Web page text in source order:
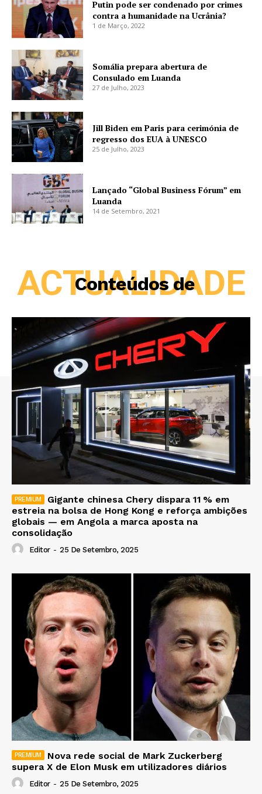
Putin pode ser condenado por crimes
contra a humanidade na Ucrânia?
1 de Março, 2022
Somália prepara abertura de
Consulado em Luanda
27 de Julho, 2023
Jill Biden em Paris para cerimónia de
regresso dos EUA à UNESCO
25 de Julho, 2023
Lançado “Global Business Fórum” em
Luanda
14 de Setembro, 2021
Conteúdos de
ACTUALIDADE
Gigante chinesa Chery dispara 11 % em
estreia na bolsa de Hong Kong e reforça ambições
globais — em Angola a marca aposta na
consolidação
Editor - 25 De Setembro, 2025
Nova rede social de Mark Zuckerberg
supera X de Elon Musk em utilizadores diários
Editor - 25 De Setembro, 2025